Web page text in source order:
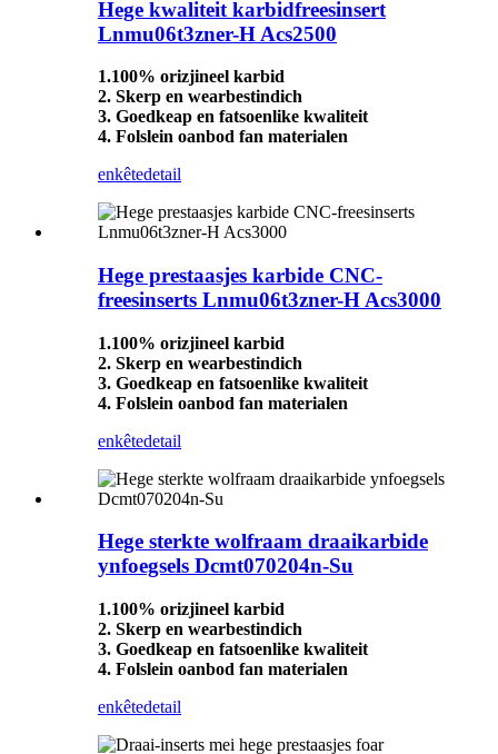
Hege kwaliteit karbidfreesinsert
Lnmu06t3zner-H Acs2500
1.100% orizjineel karbid
2. Skerp en wearbestindich
3. Goedkeap en fatsoenlike kwaliteit
4. Folslein oanbod fan materialen
enkêtedetail
Hege prestaasjes karbide CNC-
freesinserts Lnmu06t3zner-H Acs3000
1.100% orizjineel karbid
2. Skerp en wearbestindich
3. Goedkeap en fatsoenlike kwaliteit
4. Folslein oanbod fan materialen
enkêtedetail
Hege sterkte wolfraam draaikarbide
ynfoegsels Dcmt070204n-Su
1.100% orizjineel karbid
2. Skerp en wearbestindich
3. Goedkeap en fatsoenlike kwaliteit
4. Folslein oanbod fan materialen
enkêtedetail